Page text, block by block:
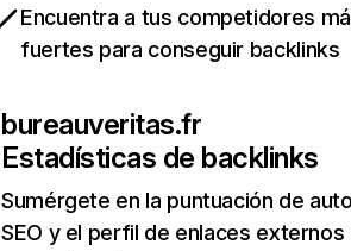
Encuentra a tus competidores
fuertes para conseguir backlinks
bureauveritas.fr
Estadísticas de backlinks
Sumérgete en la puntuación de
SEO y el perfil de enlaces externos